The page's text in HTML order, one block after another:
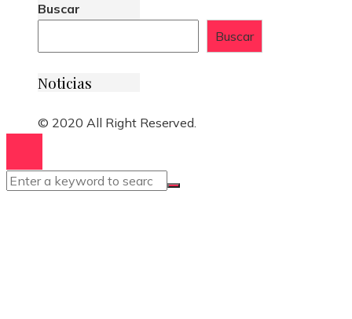
Buscar
Buscar
Noticias
© 2020 All Right Reserved.